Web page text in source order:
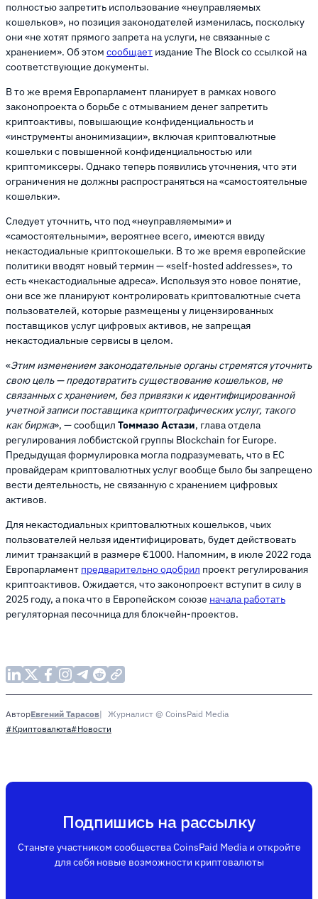
полностью запретить использование «неуправляемых
кошельков», но позиция законодателей изменилась, поскольку
они «не хотят прямого запрета на услуги, не связанные с
хранением». Об этом сообщает издание The Block со ссылкой на
соответствующие документы.
В то же время Европарламент планирует в рамках нового
законопроекта о борьбе с отмыванием денег запретить
криптоактивы, повышающие конфиденциальность и
«инструменты анонимизации», включая криптовалютные
кошельки с повышенной конфиденциальностью или
криптомиксеры. Однако теперь появились уточнения, что эти
ограничения не должны распространяться на «самостоятельные
кошельки».
Следует уточнить, что под «неуправляемыми» и
«самостоятельными», вероятнее всего, имеются ввиду
некастодиальные криптокошельки. В то же время европейские
политики вводят новый термин — «self-hosted addresses», то
есть «некастодиальные адреса». Используя это новое понятие,
они все же планируют контролировать криптовалютные счета
пользователей, которые размещены у лицензированных
поставщиков услуг цифровых активов, не запрещая
некастодиальные сервисы в целом.
«Этим изменением законодательные органы стремятся уточнить
свою цель — предотвратить существование кошельков, не
связанных с хранением, без привязки к идентифицированной
учетной записи поставщика криптографических услуг, такого
как биржа», — сообщил Томмазо Астази, глава отдела
регулирования лоббистской группы Blockchain for Europe.
Предыдущая формулировка могла подразумевать, что в ЕС
провайдерам криптовалютных услуг вообще было бы запрещено
вести деятельность, не связанную с хранением цифровых
активов.
Для некастодиальных криптовалютных кошельков, чьих
пользователей нельзя идентифицировать, будет действовать
лимит транзакций в размере €1000. Напомним, в июле 2022 года
Европарламент предварительно одобрил проект регулирования
криптоактивов. Ожидается, что законопроект вступит в силу в
2025 году, а пока что в Европейском союзе начала работать
регуляторная песочница для блокчейн-проектов.
АвторЕвгений Тарасов
Журналист @ CoinsPaid Media
#Криптовалюта#Новости
Подпишись на рассылку
Станьте участником сообщества CoinsPaid Media и откройте
для себя новые возможности криптовалюты